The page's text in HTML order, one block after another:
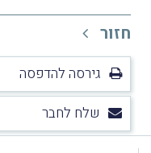
חזור
גירסה להדפסה
שלח לחבר